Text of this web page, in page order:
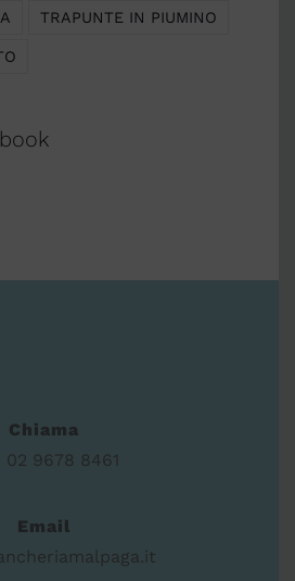
TRAPUNTE IN PIUMINO
Chiama
02 9678 8461
Email